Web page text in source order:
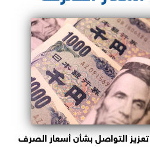
تعزيز التواصل بشأن أسعار الصرف